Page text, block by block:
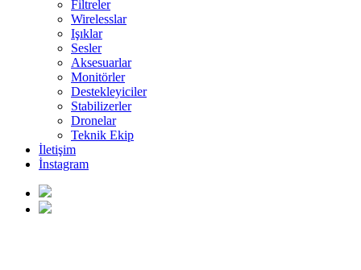
Filtreler
Wirelesslar
Işıklar
Sesler
Aksesuarlar
Monitörler
Destekleyiciler
Stabilizerler
Dronelar
Teknik Ekip
İletişim
İnstagram